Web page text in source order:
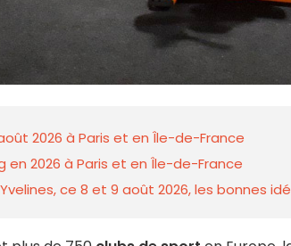
2026 à Paris et en Île-de-France
en 2026 à Paris et en Île-de-France
ce 8 et 9 août 2026, les bonnes